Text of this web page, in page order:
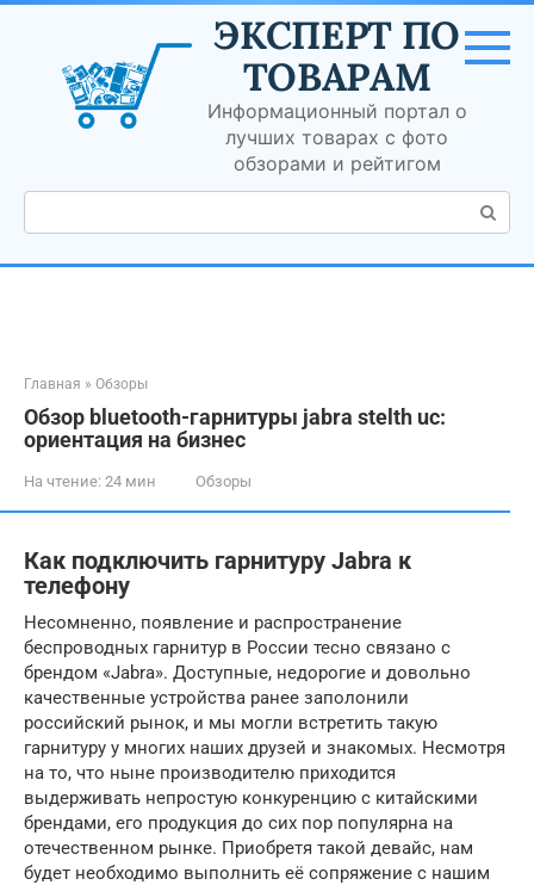
Перейти
контенту
ЭКСПЕРТ ПО
ТОВАРАМ
Информационный портал о
лучших товарах с фото
обзорами и рейтигом
Поиск:
Главная » Обзоры
Обзор bluetooth-гарнитуры jabra stelth uc:
ориентация на бизнес
На чтение: 24 мин Обзоры
Как подключить гарнитуру Jabra к
телефону
Несомненно, появление и распространение
беспроводных гарнитур в России тесно связано с
брендом «Jabra». Доступные, недорогие и довольно
качественные устройства ранее заполонили
российский рынок, и мы могли встретить такую
гарнитуру у многих наших друзей и знакомых. Несмотря
на то, что ныне производителю приходится
выдерживать непростую конкуренцию с китайскими
брендами, его продукция до сих пор популярна на
отечественном рынке. Приобретя такой девайс, нам
будет необходимо выполнить её сопряжение с нашим